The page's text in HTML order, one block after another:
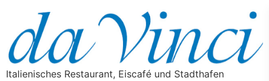
Italienisches Restaurant, Eiscafé und Stadthafen